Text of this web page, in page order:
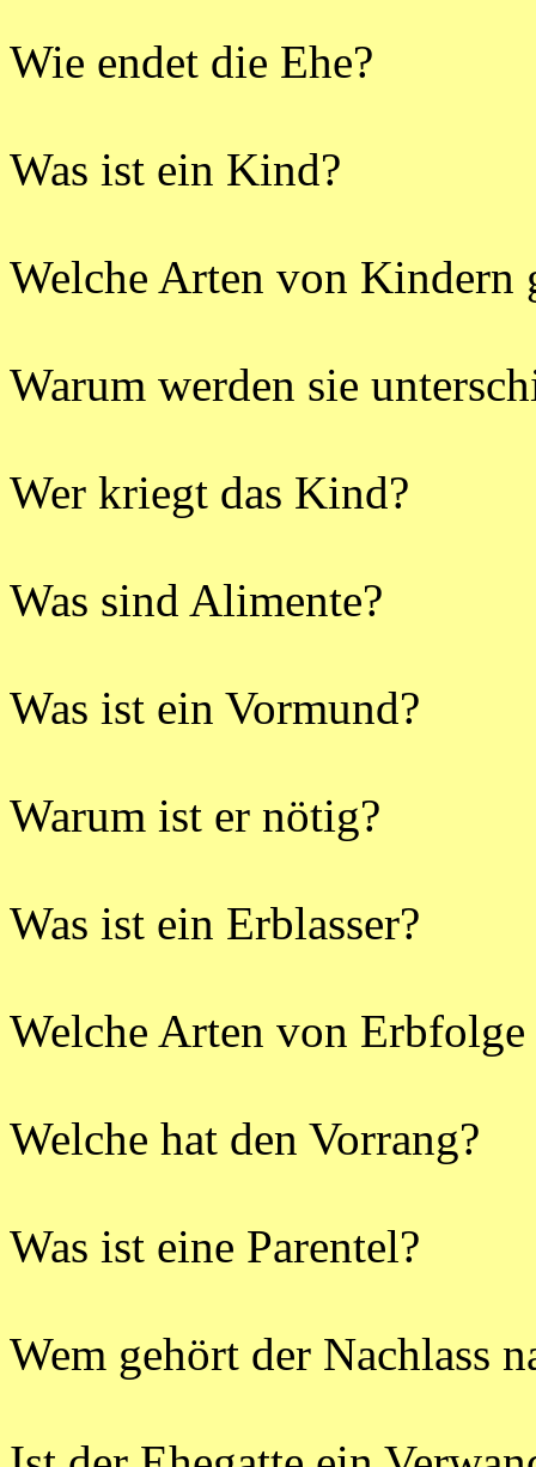
Wie endet die Ehe?
Was ist ein Kind?
Welche Arten von Kindern
Warum werden sie
Wer kriegt das Kind?
Was sind Alimente?
Was ist ein Vormund?
Warum ist er nötig?
Was ist ein Erblasser?
Welche Arten von Erbfolge
Welche hat den Vorrang?
Was ist eine Parentel?
Wem gehört der Nachlass